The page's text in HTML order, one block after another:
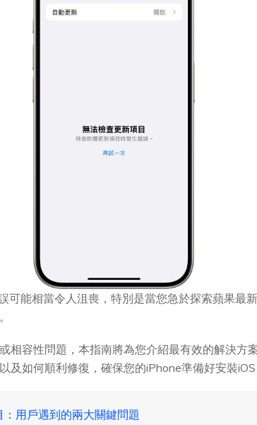
可能相當令人沮喪，特別是當您急於探索蘋果最
相容性問題，本指南將為您介紹最有效的解決方
及如何順利修復，確保您的iPhone準備好安裝
用戶遇到的兩大關鍵問題